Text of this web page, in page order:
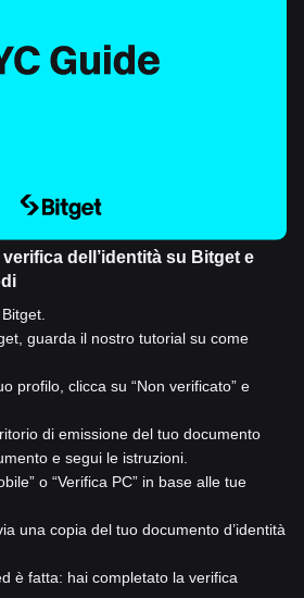
dell’identità su Bitget e
guarda il nostro tutorial su come
profilo, clicca su “Non verificato” e
di emissione del tuo documento
e segui le istruzioni.
o “Verifica PC” in base alle tue
una copia del tuo documento d’identità
è fatta: hai completato la verifica